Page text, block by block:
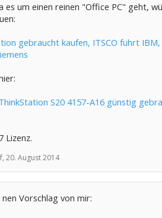
es um einen reinen "Office PC" geht,
gebraucht kaufen, ITSCO führt IBM,
S20 4157-A16 günstig
Lizenz.
20. August 2014
Vorschlag von mir: